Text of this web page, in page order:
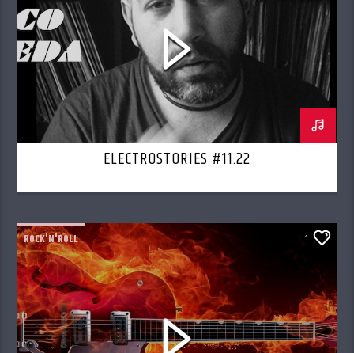
ELECTROSTORIES #11.22
ROCK'N'ROLL 1